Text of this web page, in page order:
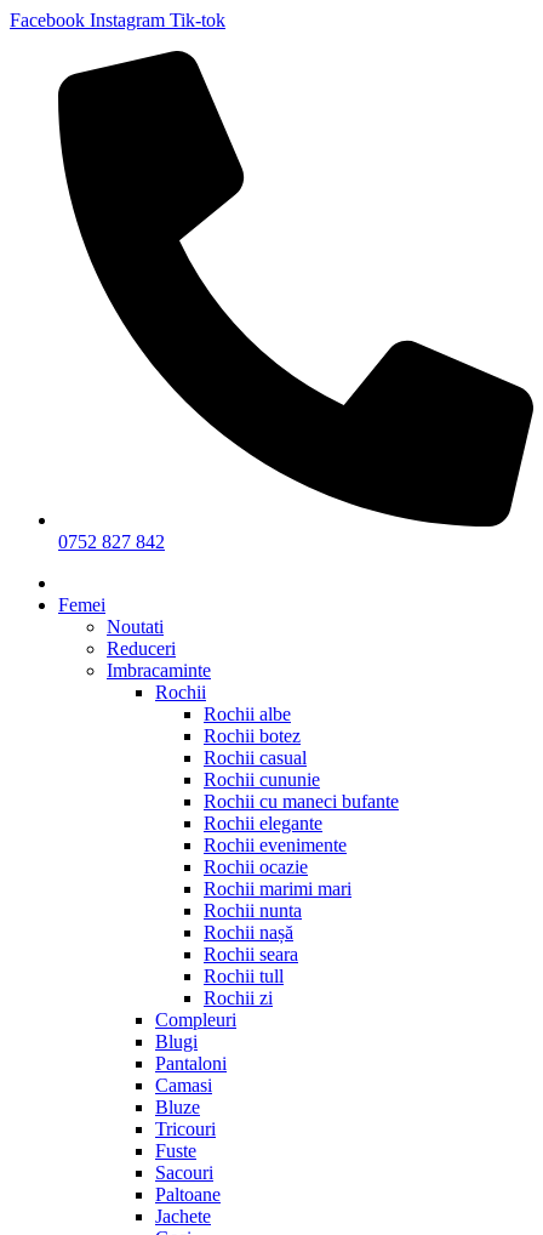
Facebook Instagram Tik-tok
0752 827 842
Femei
Noutati
Reduceri
Imbracaminte
Rochii
Rochii albe
Rochii botez
Rochii casual
Rochii cununie
Rochii cu maneci bufante
Rochii elegante
Rochii evenimente
Rochii ocazie
Rochii marimi mari
Rochii nunta
Rochii nașă
Rochii seara
Rochii tull
Rochii zi
Compleuri
Blugi
Pantaloni
Camasi
Bluze
Tricouri
Fuste
Sacouri
Paltoane
Jachete